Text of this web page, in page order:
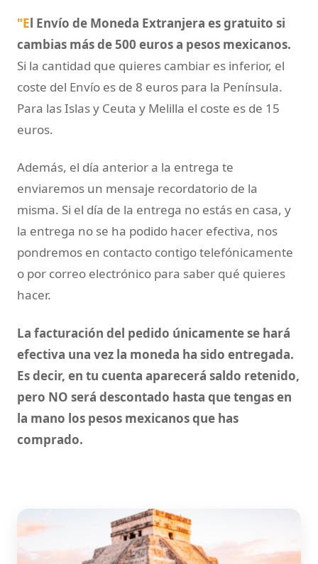
"El Envío de Moneda Extranjera es gratuito si
cambias más de 500 euros a pesos mexicanos.
Si la cantidad que quieres cambiar es inferior, el
coste del Envío es de 8 euros para la Península.
Para las Islas y Ceuta y Melilla el coste es de 15
euros.
Además, el día anterior a la entrega te
enviaremos un mensaje recordatorio de la
misma. Si el día de la entrega no estás en casa, y
la entrega no se ha podido hacer efectiva, nos
pondremos en contacto contigo telefónicamente
o por correo electrónico para saber qué quieres
hacer.
La facturación del pedido únicamente se hará
efectiva una vez la moneda ha sido entregada.
Es decir, en tu cuenta aparecerá saldo retenido,
pero NO será descontado hasta que tengas en
la mano los pesos mexicanos que has
comprado.